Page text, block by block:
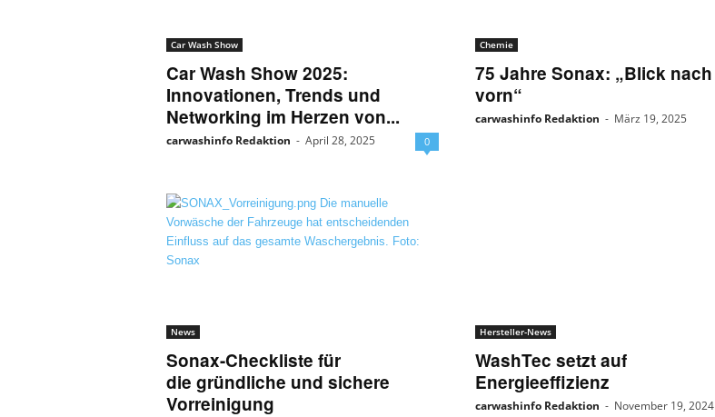
Car Wash Show
Car Wash Show 2025:
Innovationen, Trends und
Networking im Herzen von...
carwashinfo Redaktion - April 28, 2025 0
Chemie
75 Jahre Sonax: „Blick nach
vorn“
carwashinfo Redaktion - März 19, 2025
News
Sonax-Checkliste für
die gründliche und sichere
Vorreinigung
Hersteller-News
WashTec setzt auf
Energieeffizienz
carwashinfo Redaktion - November 19, 2024